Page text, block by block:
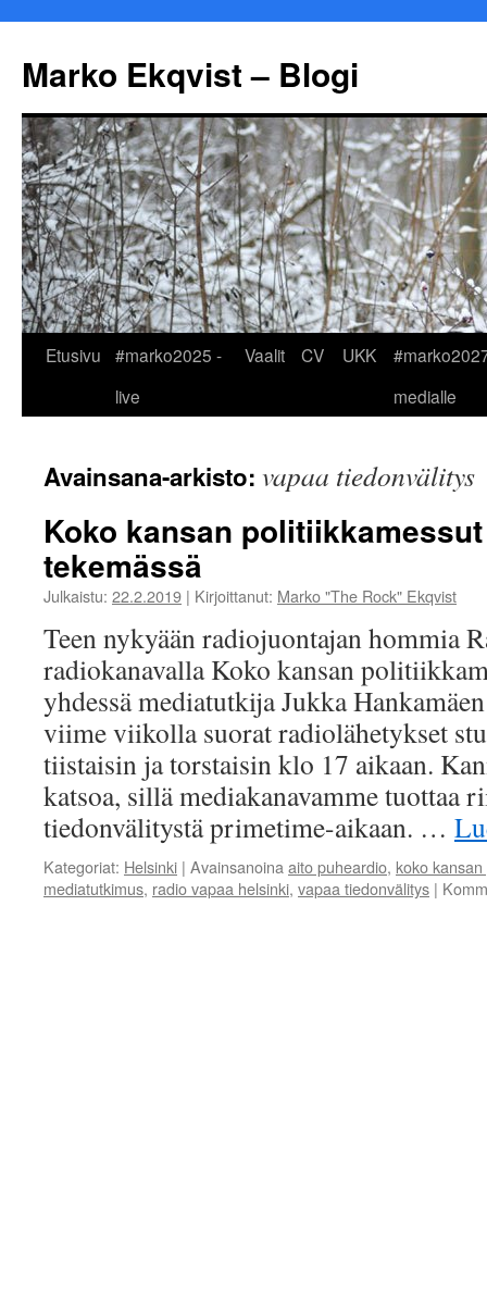
Marko Ekqvist – Blogi
Siirry
Etusivu
#marko2025 -
live
Vaalit CV UKK
medialle
Avainsana-arkisto: vapaa tiedonvälitys
Koko kansan
tekemässä
Julkaistu: 22.2.2019 | Kirjoittanut: Marko "The Rock" Ekqvist
Teen nykyään radiojuontajan hommia
radiokanavalla Koko kansan
yhdessä mediatutkija Jukka
viime viikolla suorat radiolähetykset
tiistaisin ja torstaisin klo 17 aikaan.
katsoa, sillä mediakanavamme tuottaa
tiedonvälitystä primetime-aikaan. …
Kategoriat: Helsinki | Avainsanoina aito puheardio, koko
mediatutkimus, radio vapaa helsinki, vapaa tiedonvälitys |